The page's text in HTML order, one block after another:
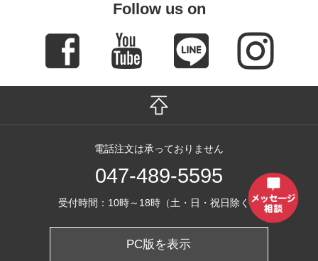
Follow us on
電話注文は承っておりません
047-489-5595
受付時間：10時～18時（土・日・祝日除く）
PC版を表示